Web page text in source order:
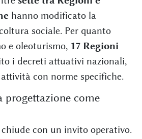
hanno modificato la
sociale. Per quanto
e oleoturismo, 17 Regioni
i decreti attuativi nazionali,
con norme specifiche.
come
con un invito operativo.